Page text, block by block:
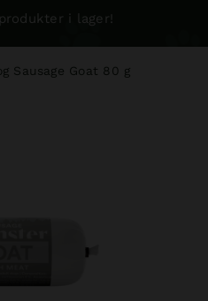
produkter i lager!
Sausage Goat 80 g